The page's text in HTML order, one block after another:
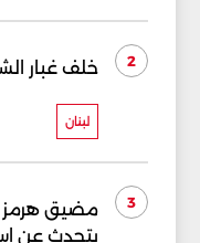
2 خلف غبار
لبنان
3
مضيق هرمز
يتحدث عن